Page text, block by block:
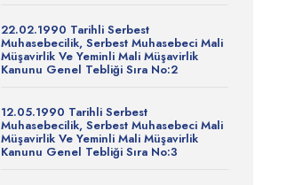
22.02.1990 Tarihli Serbest
Muhasebecilik, Serbest Muhasebeci Mali
Müşavirlik Ve Yeminli Mali Müşavirlik
Kanunu Genel Tebliği Sıra No:2
12.05.1990 Tarihli Serbest
Muhasebecilik, Serbest Muhasebeci Mali
Müşavirlik Ve Yeminli Mali Müşavirlik
Kanunu Genel Tebliği Sıra No:3